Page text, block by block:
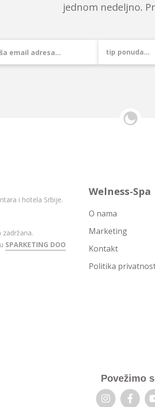
jednom nedeljno.
i hotela Srbije.
zadržana.
SPARKETING DOO
Welness-Spa
O nama
Marketing
Kontakt
Politika
Povežimo